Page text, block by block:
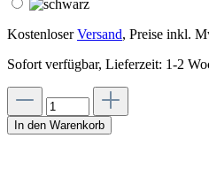
KostenloserVersand, Preise inkl.
Sofort verfügbar, Lieferzeit: 1-2
In den Warenkorb